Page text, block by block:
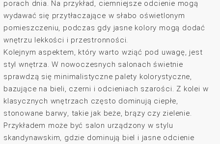
porach dnia. Na przykład, ciemniejsze odcienie mogą
wydawać się przytłaczające w słabo oświetlonym
pomieszczeniu, podczas gdy jasne kolory mogą dodać
wnętrzu lekkości i przestronności.
Kolejnym aspektem, który warto wziąć pod uwagę, jest
styl wnętrza. W nowoczesnych salonach świetnie
sprawdzą się minimalistyczne palety kolorystyczne,
bazujące na bieli, czerni i odcieniach szarości. Z kolei w
klasycznych wnętrzach często dominują ciepłe,
stonowane barwy, takie jak beże, brązy czy zielenie.
Przykładem może być salon urządzony w stylu
skandynawskim, gdzie dominują biel i jasne odcienie